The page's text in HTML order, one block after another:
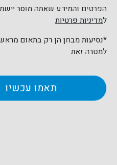
הפרטים והמידע שאתה מוסר
למדיניות פרטיות
*נסיעות מבחן הן רק בתאום
למטרה זאת